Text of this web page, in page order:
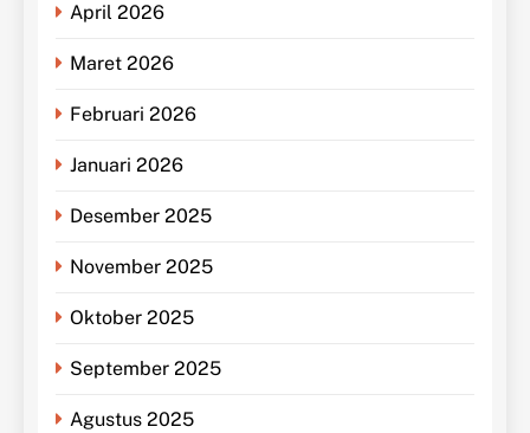
April 2026
Maret 2026
Februari 2026
Januari 2026
Desember 2025
November 2025
Oktober 2025
September 2025
Agustus 2025